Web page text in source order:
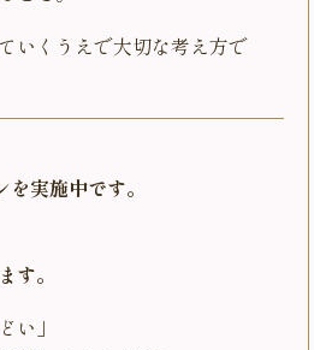
いくうえで大切な考え方で
実施中です。
す。
い」